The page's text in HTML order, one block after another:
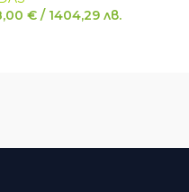
€ / 1404,29 лв.